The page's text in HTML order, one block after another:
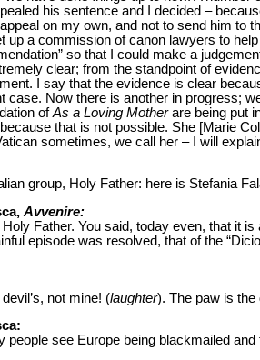
his sentence and I decided –
on my own, and not to send him to
up a commission of canon lawyers to
so that I could make a
clear; from the standpoint of
I say that the evidence is clear
case. Now there is another in progress;
ofAs a Loving Motherare being put
that is not possible. She [Marie
sometimes, we call her – I will
group, Holy Father: here is Stefania
Avvenire:
Father. You said, today even, that it
episode was resolved, that of the
not mine! (laughter). The paw is
people see Europe being blackmailed